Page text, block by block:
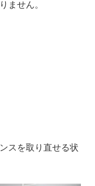
ません。
スを取り直せる状